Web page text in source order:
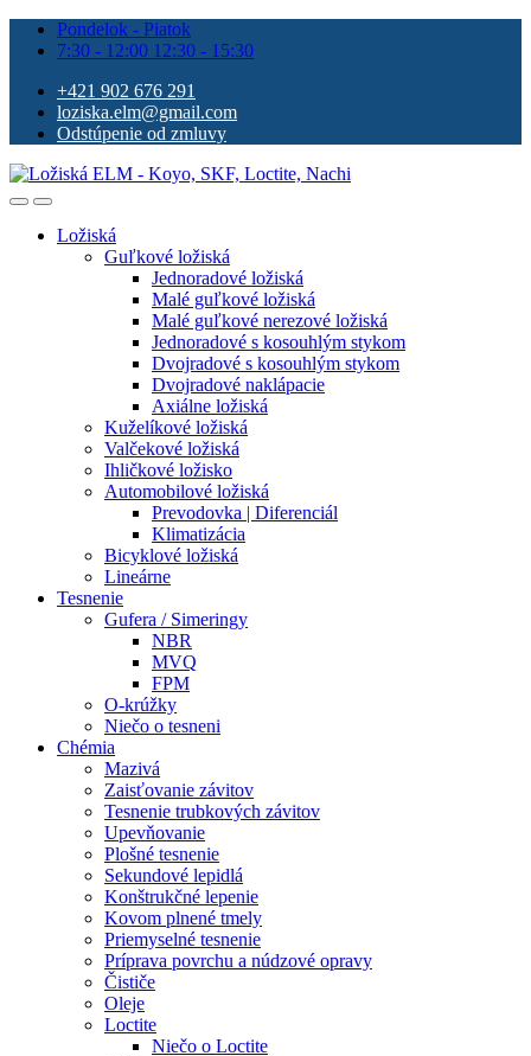
Pondelok - Piatok
7:30 - 12:00 12:30 - 15:30
+421 902 676 291
loziska.elm@gmail.com
Odstúpenie od zmluvy
Ložiská
Guľkové ložiská
Jednoradové ložiská
Malé guľkové ložiská
Malé guľkové nerezové ložiská
Jednoradové s kosouhlým stykom
Dvojradové s kosouhlým stykom
Dvojradové naklápacie
Axiálne ložiská
Kuželíkové ložiská
Valčekové ložiská
Ihličkové ložisko
Automobilové ložiská
Prevodovka | Diferenciál
Klimatizácia
Bicyklové ložiská
Lineárne
Tesnenie
Gufera / Simeringy
NBR
MVQ
FPM
O-krúžky
Niečo o tesneni
Chémia
Mazivá
Zaisťovanie závitov
Tesnenie trubkových závitov
Upevňovanie
Plošné tesnenie
Sekundové lepidlá
Konštrukčné lepenie
Kovom plnené tmely
Priemyselné tesnenie
Príprava povrchu a núdzové opravy
Čističe
Oleje
Loctite
Niečo o Loctite